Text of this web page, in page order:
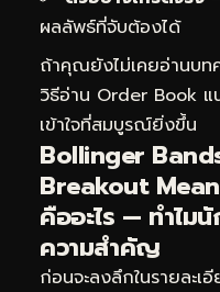
ผลลัพธ์ที่จับต้องได้
ถ้าคุณยังไม่เคยอ่านบท
วิธีอ่าน Order Book แ
เข้าใจที่สมบูรณ์ยิ่งขึ้น
Bollinger
Breakout
คืออะไร — ทำไม
ความสำคัญ
ก่อนจะลงลึกในรายละเ